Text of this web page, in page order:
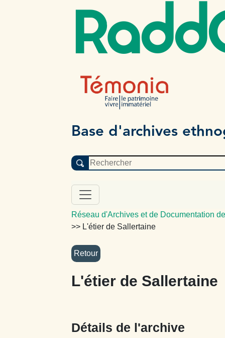
Base d'archives
Réseau d'Archives et de Documentation
>> L'étier de Sallertaine
L'étier de Sallertaine
Détails de l'archive